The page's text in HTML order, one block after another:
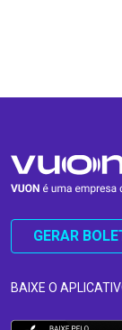
GERAR
BAIXE O